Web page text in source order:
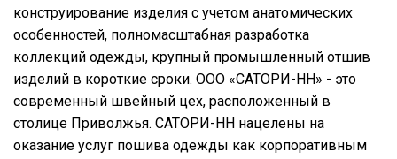
конструирование изделия с учетом анатомических
особенностей, полномасштабная разработка
коллекций одежды, крупный промышленный отшив
изделий в короткие сроки. ООО «САТОРИ-НН» - это
современный швейный цех, расположенный в
столице Приволжья. САТОРИ-НН нацелены на
оказание услуг пошива одежды как корпоративным